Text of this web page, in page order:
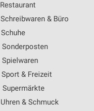
Restaurant
Schreibwaren & Büro
Schuhe
Sonderposten
Spielwaren
Sport & Freizeit
Supermärkte
Uhren & Schmuck